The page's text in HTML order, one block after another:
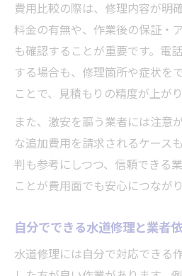
費用比較の際は、修理内容が明
料金の有無や、作業後の保証・
も確認することが重要です。電
する場合も、修理箇所や症状を
ことで、見積もりの精度が上がり
また、激安を謳う業者には注意
な追加費用を請求されるケース
判も参考にしつつ、信頼できる
ことが費用面でも安心につながり
自分でできる水道修理と業者
水道修理には自分で対応できる